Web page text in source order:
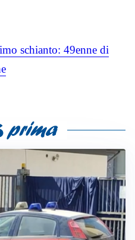
schianto: 49enne di